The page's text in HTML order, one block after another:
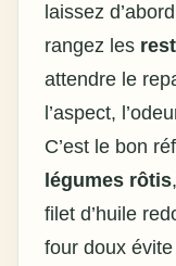
laissez
rangez les
attendre le
l’aspect,
C’est le bon
légumes rôtis
filet d’huile
four doux